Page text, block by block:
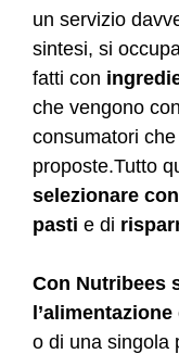
un servizio
sintesi, si
fatti con
che vengono
consumatori
proposte.Tutto
selezionare
pasti e di
Con Nutribees
o di una singola